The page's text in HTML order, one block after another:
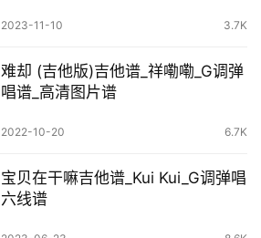
2023-11-10 3.7K
难却 (吉他版)吉他谱_祥嘞嘞_G调弹
唱谱_高清图片谱
2022-10-20 6.7K
宝贝在干嘛吉他谱_Kui Kui_G调弹唱
六线谱